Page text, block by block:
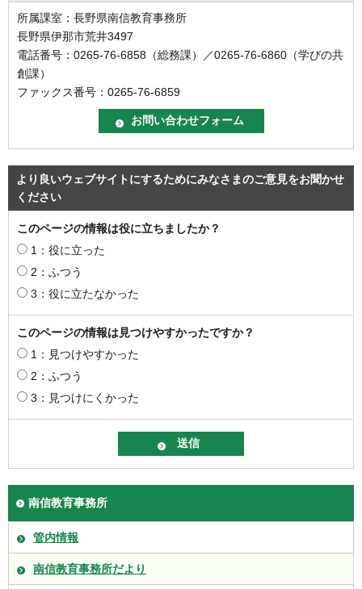
所属課室：長野県南信教育事務所
長野県伊那市荒井3497
電話番号：0265-76-6858（総務課）／0265-76-6860（学びの共
創課）
ファックス番号：0265-76-6859
より良いウェブサイトにするためにみなさまのご意見をお聞かせ
ください
このページの情報は役に立ちましたか？
1：役に立った
2：ふつう
3：役に立たなかった
このページの情報は見つけやすかったですか？
1：見つけやすかった
2：ふつう
3：見つけにくかった
南信教育事務所
管内情報
南信教育事務所だより